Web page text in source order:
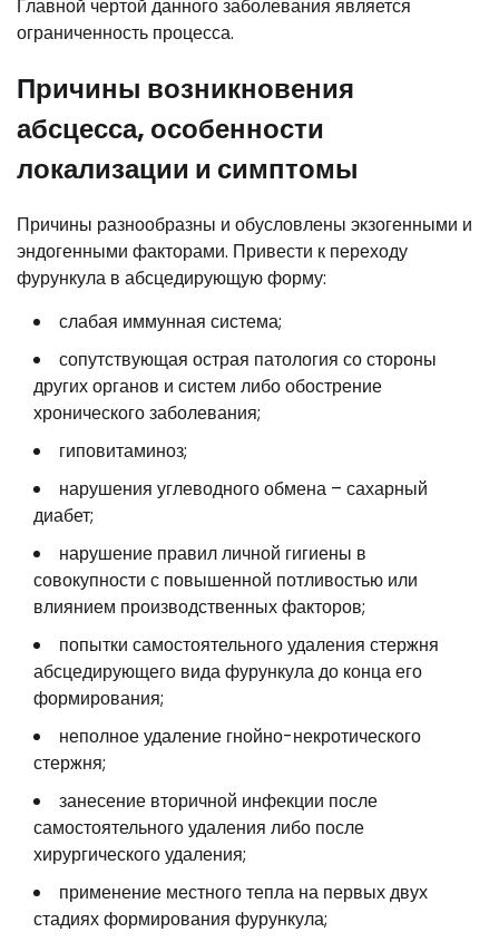
Главной чертой данного заболевания является
ограниченность процесса.
Причины возникновения
абсцесса, особенности
локализации и симптомы
Причины разнообразны и обусловлены экзогенными и
эндогенными факторами. Привести к переходу
фурункула в абсцедирующую форму:
слабая иммунная система;
сопутствующая острая патология со стороны
других органов и систем либо обострение
хронического заболевания;
гиповитаминоз;
нарушения углеводного обмена – сахарный
диабет;
нарушение правил личной гигиены в
совокупности с повышенной потливостью или
влиянием производственных факторов;
попытки самостоятельного удаления стержня
абсцедирующего вида фурункула до конца его
формирования;
неполное удаление гнойно-некротического
стержня;
занесение вторичной инфекции после
самостоятельного удаления либо после
хирургического удаления;
применение местного тепла на первых двух
стадиях формирования фурункула;